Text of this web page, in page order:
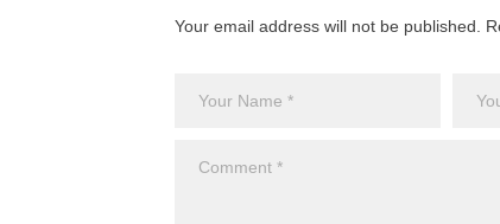
Your email address will not be published.